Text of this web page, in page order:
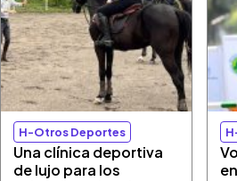
H-Otros Deportes
Una clínica deportiva
de lujo para los